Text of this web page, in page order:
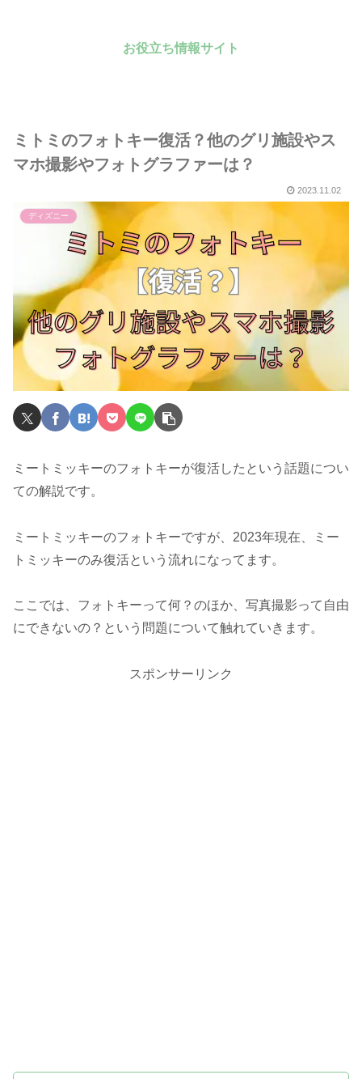
お役立ち情報サイト
ミトミのフォトキー復活？他のグリ施設やス
マホ撮影やフォトグラファーは？
2023.11.02
ディズニー
ミートミッキーのフォトキーが復活したという話題につい
ての解説です。
ミートミッキーのフォトキーですが、2023年現在、ミー
トミッキーのみ復活という流れになってます。
ここでは、フォトキーって何？のほか、写真撮影って自由
にできないの？という問題について触れていきます。
スポンサーリンク